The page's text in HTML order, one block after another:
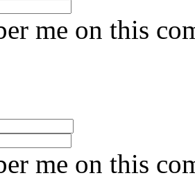
me on this
me on this